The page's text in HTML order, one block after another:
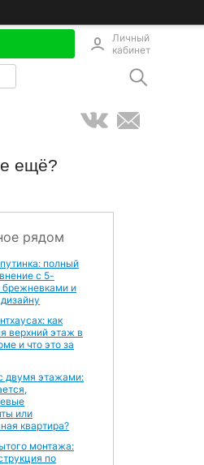
Личный
кабинет
ещё?
рядом
полный
с 5-
и
как
верхний этаж в
и что это за
двумя этажами:
или
квартира?
монтажа:
по